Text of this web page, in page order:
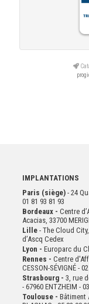
IMPLANTATIONS
Paris (siège) - 24
01 81 93 81 93
Bordeaux - Centre
Acacias, 33700
Lille- The Cloud
d’Ascq Cedex
Lyon - Europarc du
Rennes - Centre
CESSON-SÉVIGNÉ -
Strasbourg - 3, rue
- 67960 ENTZHEIM -
Toulouse - Bâtiment